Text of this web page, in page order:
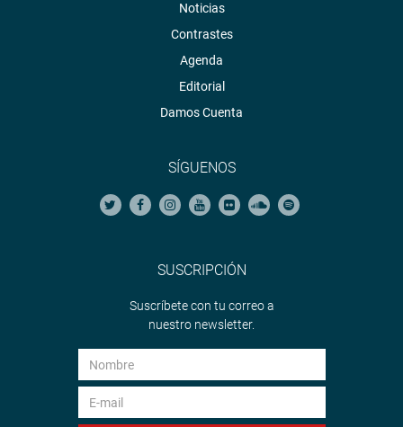
Noticias
Contrastes
Agenda
Editorial
Damos Cuenta
SÍGUENOS
SUSCRIPCIÓN
Suscríbete con tu correo a
nuestro newsletter.